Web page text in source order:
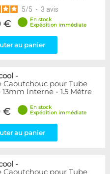
5/5 - 3 avis
€
En stock
Expédition immédiate
au panier
-
Caoutchouc pour Tube
13mm Interne - 1.5 Mètre
€
En stock
Expédition immédiate
au panier
-
Caoutchouc pour Tube